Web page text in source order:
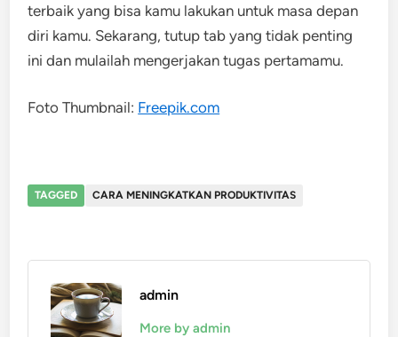
terbaik yang bisa kamu lakukan untuk masa depan
diri kamu. Sekarang, tutup tab yang tidak penting
ini dan mulailah mengerjakan tugas pertamamu.
Foto Thumbnail: Freepik.com
TAGGED CARA MENINGKATKAN PRODUKTIVITAS
admin
More by admin